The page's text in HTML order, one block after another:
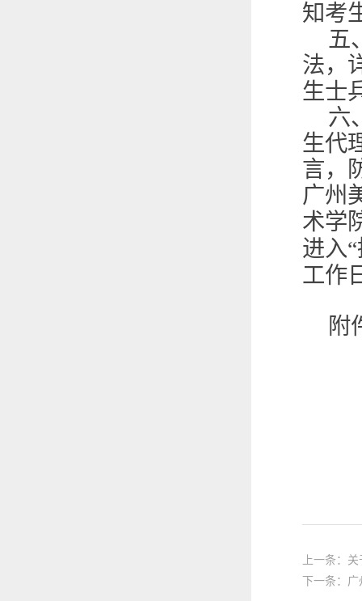
知考
五
法，
生士
六
生代
言，
广州
术学
进入
工作
附
上一条：
下一条：